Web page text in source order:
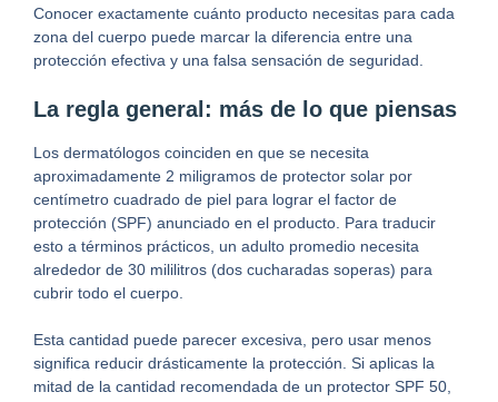
Conocer exactamente cuánto producto necesitas para cada
zona del cuerpo puede marcar la diferencia entre una
protección efectiva y una falsa sensación de seguridad.
La regla general: más de lo que piensas
Los dermatólogos coinciden en que se necesita
aproximadamente 2 miligramos de protector solar por
centímetro cuadrado de piel para lograr el factor de
protección (SPF) anunciado en el producto. Para traducir
esto a términos prácticos, un adulto promedio necesita
alrededor de 30 mililitros (dos cucharadas soperas) para
cubrir todo el cuerpo.
Esta cantidad puede parecer excesiva, pero usar menos
significa reducir drásticamente la protección. Si aplicas la
mitad de la cantidad recomendada de un protector SPF 50,